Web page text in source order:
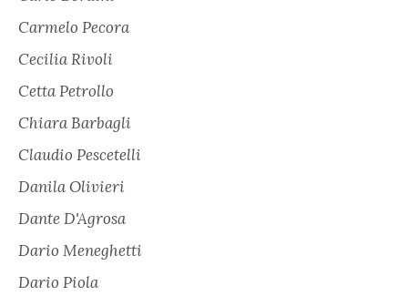
Carmelo Pecora
Cecilia Rivoli
Cetta Petrollo
Chiara Barbagli
Claudio Pescetelli
Danila Olivieri
Dante D'Agrosa
Dario Meneghetti
Dario Piola